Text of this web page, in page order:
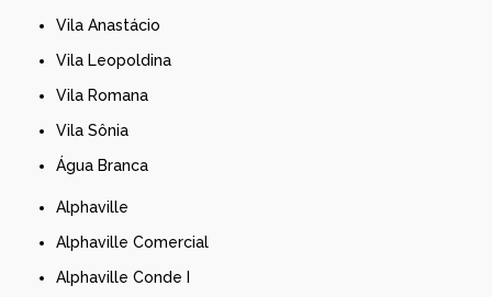
Vila Anastácio
Vila Leopoldina
Vila Romana
Vila Sônia
Água Branca
Alphaville
Alphaville Comercial
Alphaville Conde I